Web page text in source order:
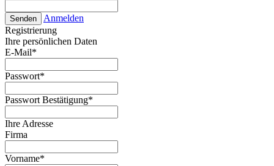
Senden
Anmelden
Registrierung
Ihre persönlichen Daten
E-Mail*
Passwort*
Passwort Bestätigung*
Ihre Adresse
Firma
Vorname*